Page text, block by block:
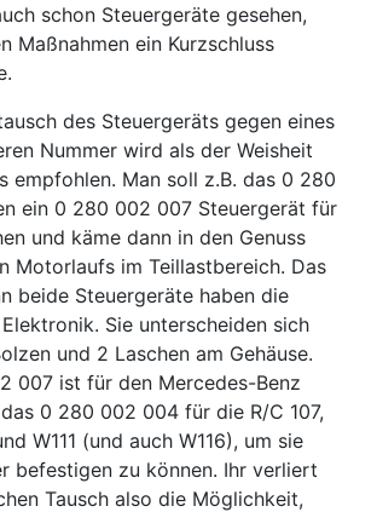
schon Steuergeräte gesehen,
Maßnahmen ein Kurzschluss
des Steuergeräts gegen eines
Nummer wird als der Weisheit
empfohlen. Man soll z.B. das 0 280
ein 0 280 002 007 Steuergerät für
und käme dann in den Genuss
Motorlaufs im Teillastbereich. Das
beide Steuergeräte haben die
Sie unterscheiden sich
und 2 Laschen am Gehäuse.
007 ist für den Mercedes-Benz
0 280 002 004 für die R/C 107,
W111 (und auch W116), um sie
befestigen zu können. Ihr verliert
Tausch also die Möglichkeit,